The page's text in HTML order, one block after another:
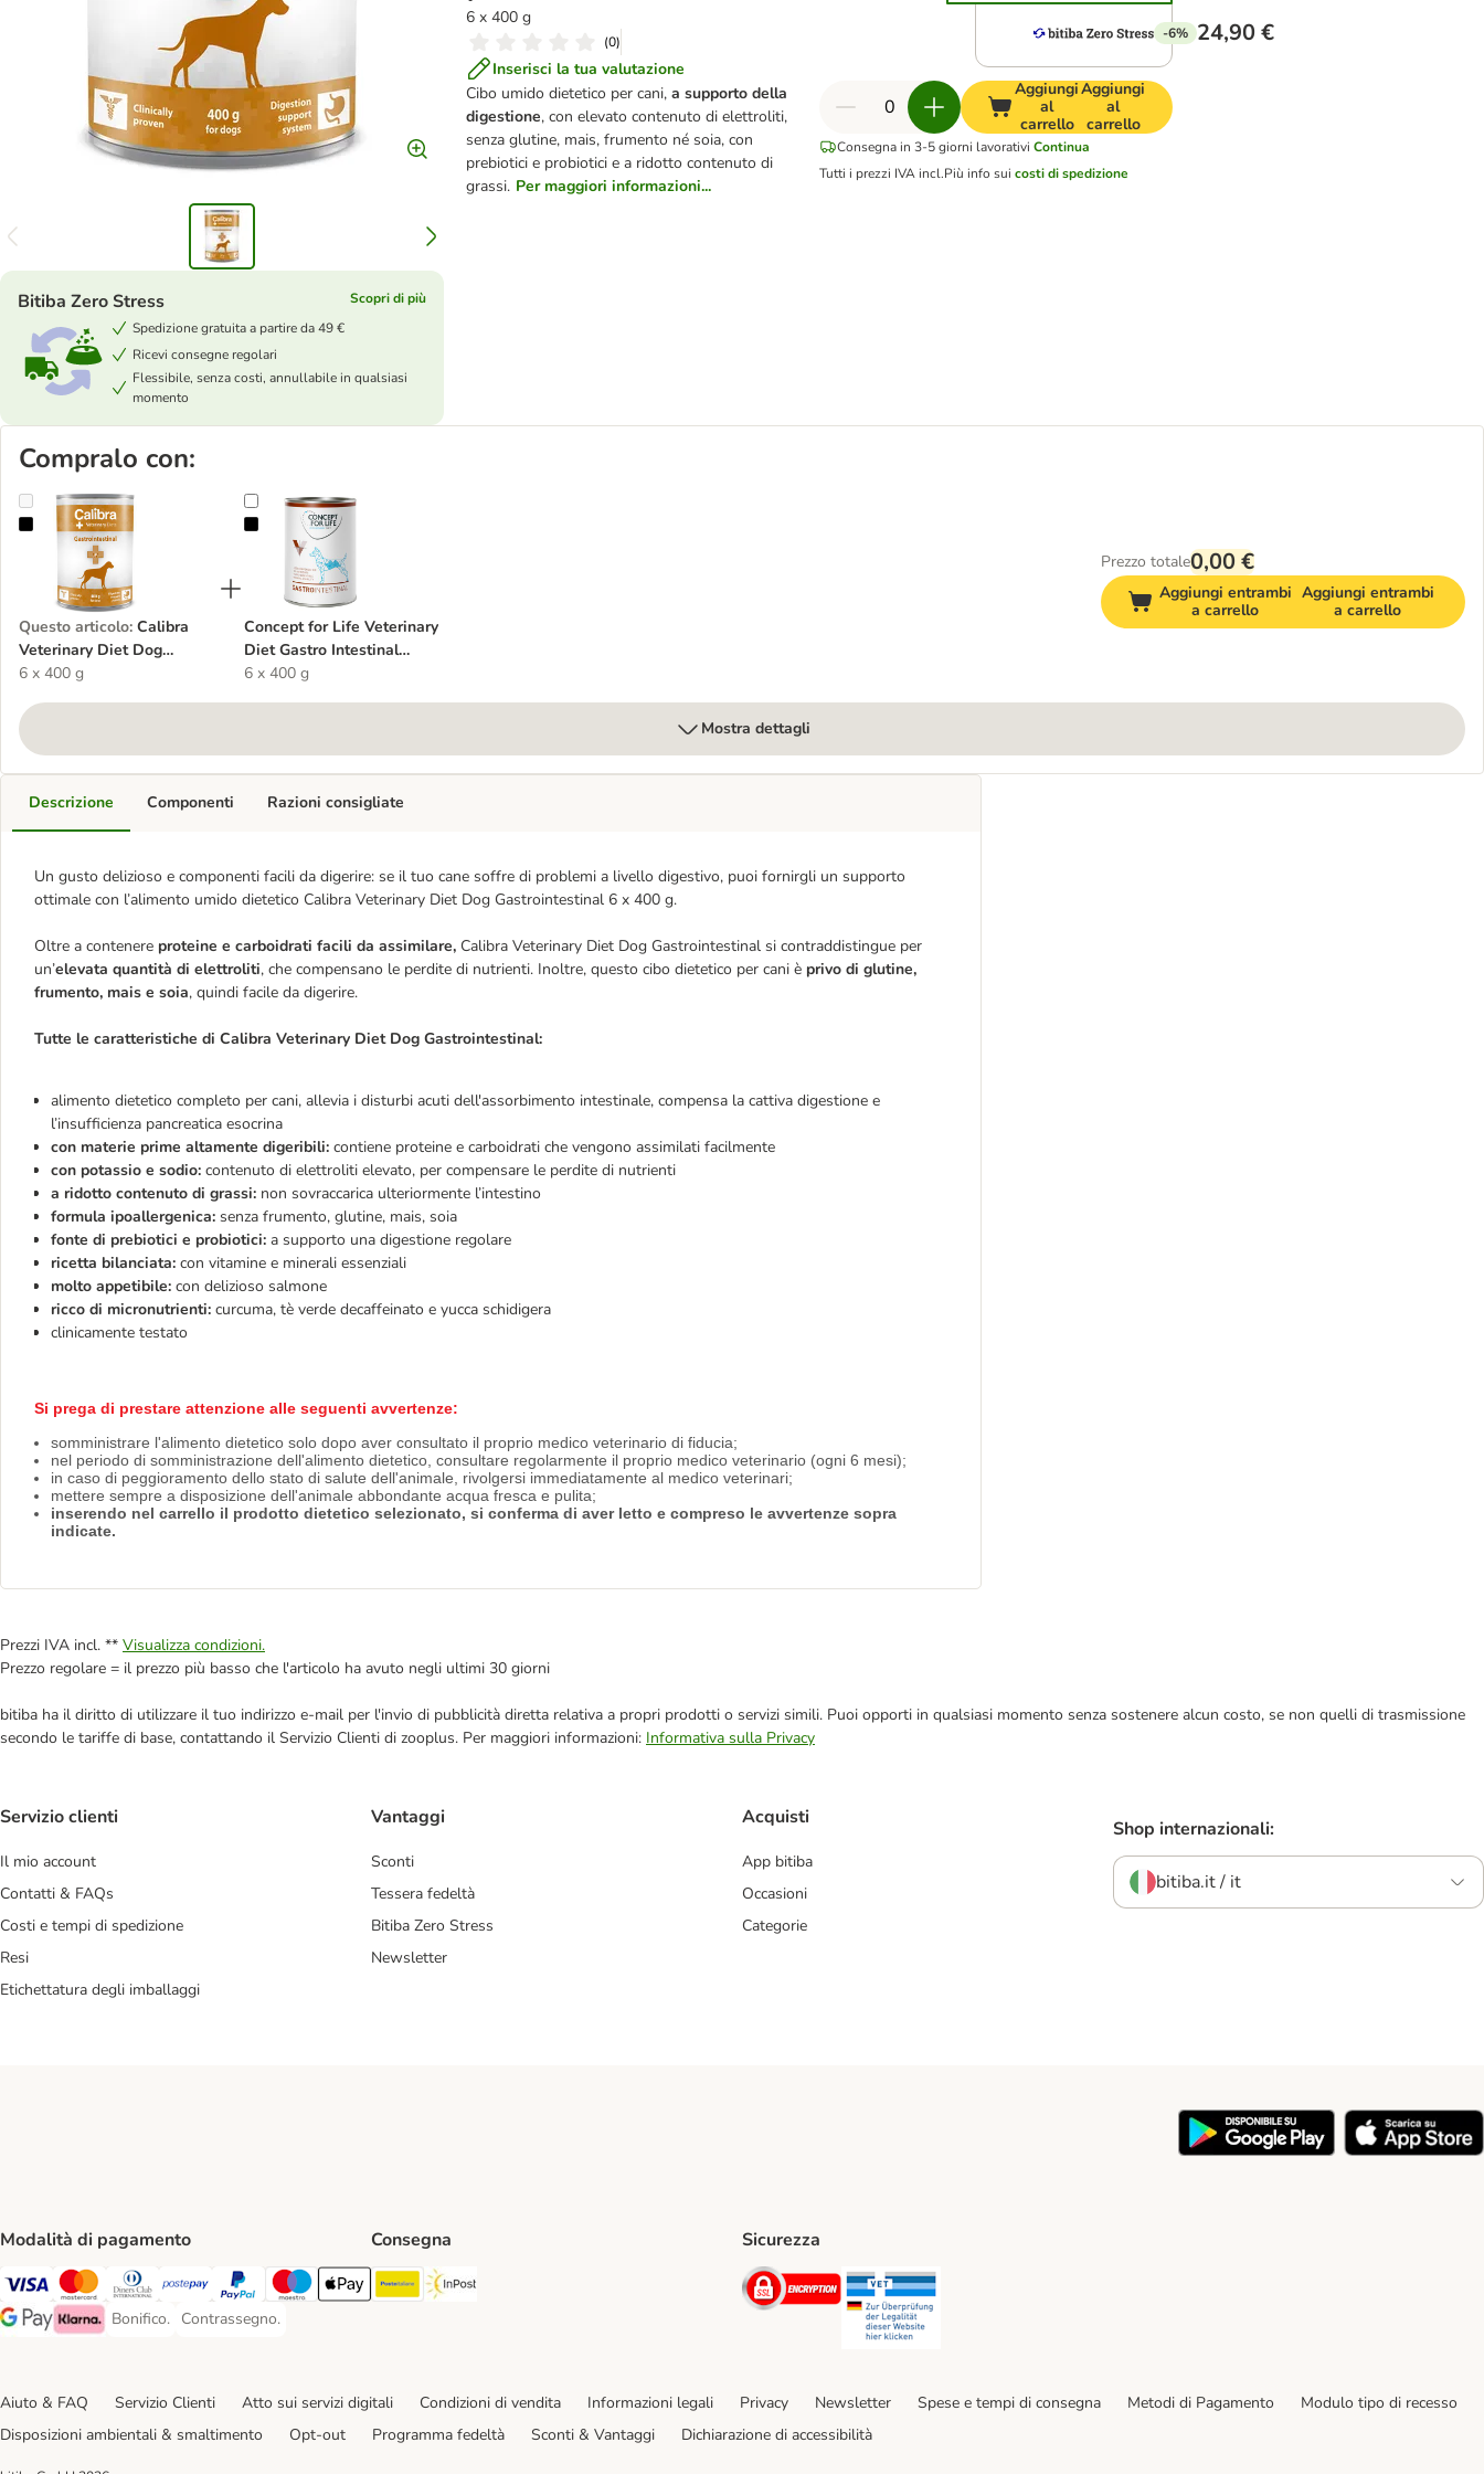
6 x 400 g
(0)
Inserisci la tua valutazione
Cibo umido dietetico per cani,a supporto della
digestione, con elevato contenuto di elettroliti,
senza glutine, mais, frumento né soia, con
prebiotici e probiotici e a ridotto contenuto di
grassi. Per maggiori informazioni...
Bitiba Zero Stress
Scopri di più
Spedizione gratuita a partire da 49 €
Ricevi consegne regolari
Flessibile, senza costi, annullabile in qualsiasi
momento
-6% 24,90 €
Aggiungi
al
carrello
Aggiungi
al
carrello
Consegna in 3-5 giorni lavorativi Continua
Tutti i prezzi IVA incl.Più info suicosti di spedizione
Compralo con:
Calibra Veterinary Diet Dog Gastrointestinal Salmone Umido per cane
Questo articolo: Calibra
Veterinary Diet Dog
Gastrointestinal Salmone
6 x 400 g
Concept for Life Veterinary Diet Gastro Intestinal umido per cane
Concept for Life Veterinary
Diet Gastro Intestinal
umido per cane
6 x 400 g
Prezzo totale0,00 €
Aggiungi entrambi
a carrello
Aggiungi entrambi
a carrello
Mostra dettagli
Descrizione
Un gusto delizioso e componenti facili da digerire: se il tuo cane soffre di problemi a livello digestivo, puoi fornirgli un supporto
ottimale con l’alimento umido dietetico Calibra Veterinary Diet Dog Gastrointestinal 6 x 400 g.
Oltre a contenere proteine e carboidrati facili da assimilare, Calibra Veterinary Diet Dog Gastrointestinal si contraddistingue per
un’elevata quantità di elettroliti, che compensano le perdite di nutrienti. Inoltre, questo cibo dietetico per cani è privo di glutine,
frumento, mais e soia, quindi facile da digerire.
Tutte le caratteristiche di Calibra Veterinary Diet Dog Gastrointestinal:
alimento dietetico completo per cani, allevia i disturbi acuti dell'assorbimento intestinale, compensa la cattiva digestione e
l’insufficienza pancreatica esocrina
con materie prime altamente digeribili: contiene proteine e carboidrati che vengono assimilati facilmente
con potassio e sodio: contenuto di elettroliti elevato, per compensare le perdite di nutrienti
a ridotto contenuto di grassi: non sovraccarica ulteriormente l’intestino
formula ipoallergenica: senza frumento, glutine, mais, soia
fonte di prebiotici e probiotici: a supporto una digestione regolare
ricetta bilanciata: con vitamine e minerali essenziali
molto appetibile: con delizioso salmone
ricco di micronutrienti: curcuma, tè verde decaffeinato e yucca schidigera
clinicamente testato
Si prega di prestare attenzione alle seguenti avvertenze:
somministrare l'alimento dietetico solo dopo aver consultato il proprio medico veterinario di fiducia;
nel periodo di somministrazione dell'alimento dietetico, consultare regolarmente il proprio medico veterinario (ogni 6 mesi);
in caso di peggioramento dello stato di salute dell'animale, rivolgersi immediatamente al medico veterinari;
mettere sempre a disposizione dell'animale abbondante acqua fresca e pulita;
inserendo nel carrello il prodotto dietetico selezionato, si conferma di aver letto e compreso le avvertenze sopra
indicate.
Componenti Razioni consigliate
Prezzi IVA incl. ** Visualizza condizioni.
Prezzo regolare = il prezzo più basso che l'articolo ha avuto negli ultimi 30 giorni
bitiba ha il diritto di utilizzare il tuo indirizzo e-mail per l'invio di pubblicità diretta relativa a propri prodotti o servizi simili. Puoi opporti in qualsiasi momento senza sostenere alcun costo, se non quelli di trasmissione
secondo le tariffe di base, contattando il Servizio Clienti di zooplus. Per maggiori informazioni: Informativa sulla Privacy
Servizio clienti
Il mio account
Contatti & FAQs
Costi e tempi di spedizione
Resi
Etichettatura degli imballaggi
Vantaggi
Sconti
Tessera fedeltà
Bitiba Zero Stress
Newsletter
Acquisti
App bitiba
Occasioni
Categorie
Shop internazionali:
bitiba.it / it
Modalità di pagamento
Visa. Payment Method
Mastercard. Payment Method
Diners Club. Payment Method
Postepay. Payment Method
PayPal. Payment Method
Maestro. Payment Method
Apple pay. Payment Method
Google Pay Payment Method
Klarna Payment Method
Bonifico.
Bonifico. Payment Method
Contrassegno.
Contrassegno. Payment Method
Consegna
Poste Italiane. Shipping Method
Sicurezza
Security
Aiuto & FAQ Servizio Clienti Atto sui servizi digitali Condizioni di vendita Informazioni legali Privacy Newsletter Spese e tempi di consegna Metodi di Pagamento
Modulo tipo di recesso
Disposizioni ambientali & smaltimento
Opt-out Programma fedeltà Sconti & Vantaggi Dichiarazione di accessibilità